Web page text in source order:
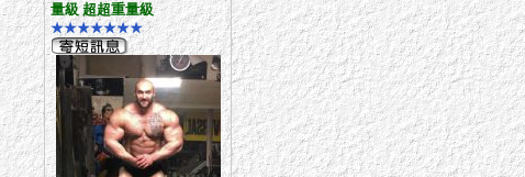
量級 超超重量級
★★★★★★★